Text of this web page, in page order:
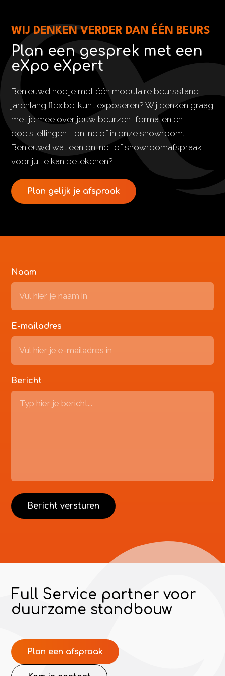
WIJ DENKEN VERDER DAN ÉÉN BEURS
Plan een gesprek met een
eXpo eXpert
Benieuwd hoe je met één modulaire beursstand
jarenlang flexibel kunt exposeren? Wij denken graag
met je mee over jouw beurzen, formaten en
doelstellingen - online of in onze showroom.
Benieuwd wat een online- of showroomafspraak
voor jullie kan betekenen?
Plan gelijk je afspraak
Naam
E-mailadres
Bericht
Full Service partner voor
duurzame standbouw
Plan een afspraak